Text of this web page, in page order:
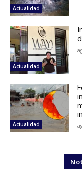
Actualidad
Actualidad
Actualidad